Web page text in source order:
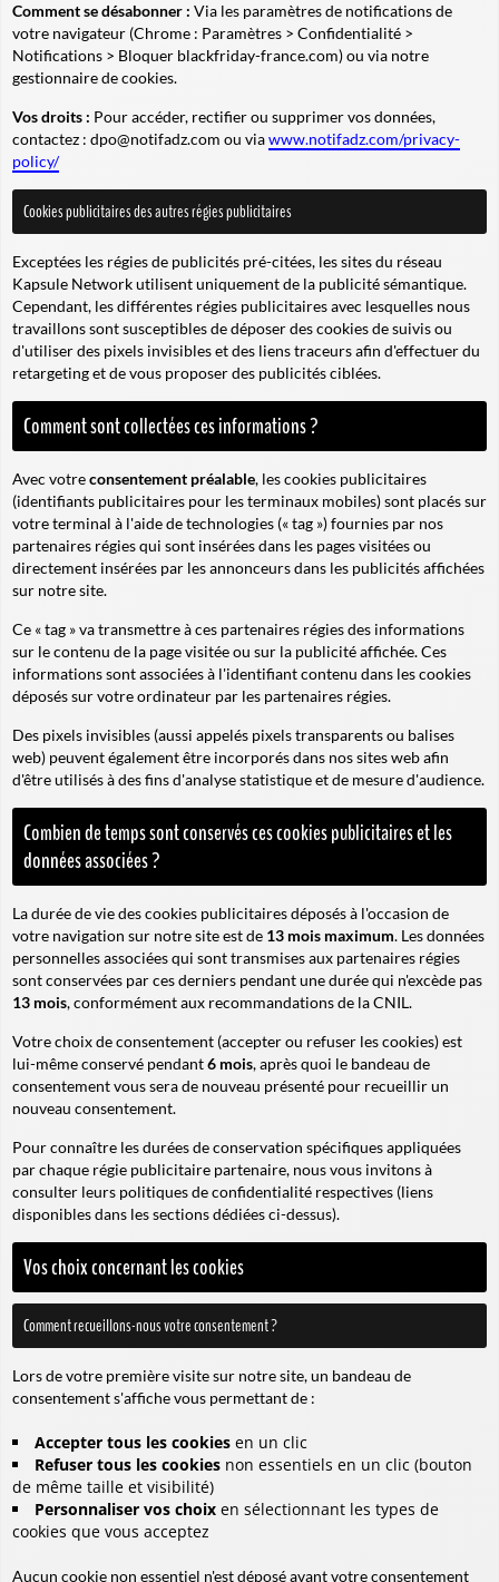
Comment se désabonner : Via les paramètres de notifications de
votre navigateur (Chrome : Paramètres > Confidentialité >
Notifications > Bloquer blackfriday-france.com) ou via notre
gestionnaire de cookies.
Vos droits : Pour accéder, rectifier ou supprimer vos données,
contactez : dpo@notifadz.com ou viawww.notifadz.com/privacy-
policy/
Cookies publicitaires des autres régies publicitaires
Exceptées les régies de publicités pré-citées, les sites du réseau
Kapsule Network utilisent uniquement de la publicité sémantique.
Cependant, les différentes régies publicitaires avec lesquelles nous
travaillons sont susceptibles de déposer des cookies de suivis ou
d'utiliser des pixels invisibles et des liens traceurs afin d'effectuer du
retargeting et de vous proposer des publicités ciblées.
Comment sont collectées ces informations ?
Avec votreconsentement préalable, les cookies publicitaires
(identifiants publicitaires pour les terminaux mobiles) sont placés sur
votre terminal à l'aide de technologies (« tag ») fournies par nos
partenaires régies qui sont insérées dans les pages visitées ou
directement insérées par les annonceurs dans les publicités affichées
sur notre site.
Ce « tag » va transmettre à ces partenaires régies des informations
sur le contenu de la page visitée ou sur la publicité affichée. Ces
informations sont associées à l'identifiant contenu dans les cookies
déposés sur votre ordinateur par les partenaires régies.
Des pixels invisibles (aussi appelés pixels transparents ou balises
web) peuvent également être incorporés dans nos sites web afin
d'être utilisés à des fins d'analyse statistique et de mesure d'audience.
Combien de temps sont conservés ces cookies publicitaires et les
données associées ?
La durée de vie des cookies publicitaires déposés à l'occasion de
votre navigation sur notre site est de 13 mois maximum. Les données
personnelles associées qui sont transmises aux partenaires régies
sont conservées par ces derniers pendant une durée qui n'excède pas
13 mois, conformément aux recommandations de la CNIL.
Votre choix de consentement (accepter ou refuser les cookies) est
lui-même conservé pendant6 mois, après quoi le bandeau de
consentement vous sera de nouveau présenté pour recueillir un
nouveau consentement.
Pour connaître les durées de conservation spécifiques appliquées
par chaque régie publicitaire partenaire, nous vous invitons à
consulter leurs politiques de confidentialité respectives (liens
disponibles dans les sections dédiées ci-dessus).
Vos choix concernant les cookies
Comment recueillons-nous votre consentement ?
Lors de votre première visite sur notre site, un bandeau de
consentement s'affiche vous permettant de :
Accepter tous les cookies en un clic
Refuser tous les cookies non essentiels en un clic (bouton
de même taille et visibilité)
Personnaliser vos choix en sélectionnant les types de
cookies que vous acceptez
Aucun cookie non essentiel n'est déposé avant votre consentement